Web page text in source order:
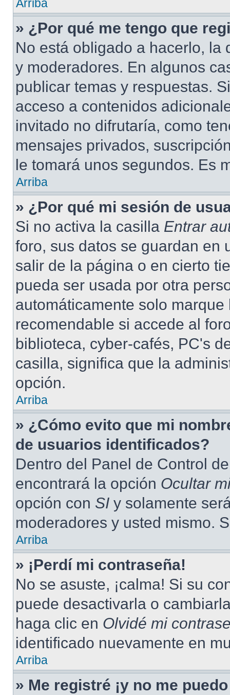
Arriba
» ¿Por qué me tengo que
No está obligado a hacerlo, la
y moderadores. En algunos
publicar temas y respuestas.
acceso a contenidos
invitado no difrutaría, como
mensajes privados,
le tomará unos segundos. Es
Arriba
» ¿Por qué mi sesión de
Si no activa la casilla Entrar
foro, sus datos se guardan en
salir de la página o en cierto
pueda ser usada por otra
automáticamente solo
recomendable si accede al
biblioteca, cyber-cafés, PC's
casilla, significa que la
opción.
Arriba
» ¿Cómo evito que mi
de usuarios identificados?
Dentro del Panel de Control
encontrará la opción Ocultar
opción con SI y solamente
moderadores y usted mismo.
Arriba
» ¡Perdí mi contraseña!
No se asuste, ¡calma! Si su
puede desactivarla o
haga clic en Olvidé mi
identificado nuevamente en
Arriba
» Me registré ¡y no me